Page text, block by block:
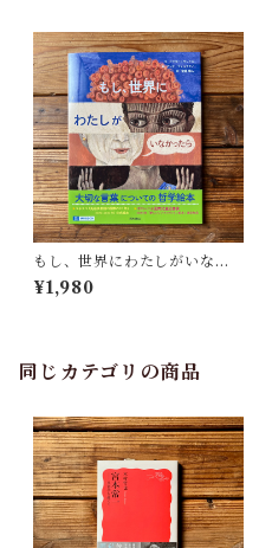
もし、世界にわたしがいなか
ったら | ビクター D. O. サン
トス, アンナ・フォルラティ
¥1,980
同じカテゴリの商品